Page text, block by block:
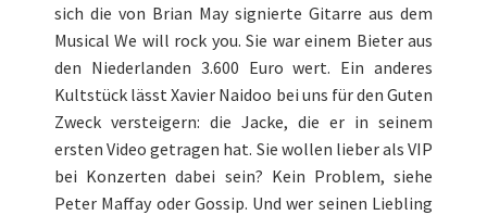
sich die von Brian May signierte Gitarre aus dem
Musical We will rock you. Sie war einem Bieter aus
den Niederlanden 3.600 Euro wert. Ein anderes
Kultstück lässt Xavier Naidoo bei uns für den Guten
Zweck versteigern: die Jacke, die er in seinem
ersten Video getragen hat. Sie wollen lieber als VIP
bei Konzerten dabei sein? Kein Problem, siehe
Peter Maffay oder Gossip. Und wer seinen Liebling